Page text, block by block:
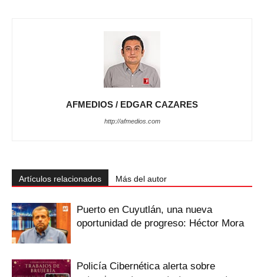
AFMEDIOS / EDGAR CAZARES
http://afmedios.com
Artículos relacionados Más del autor
Puerto en Cuyutlán, una nueva
oportunidad de progreso: Héctor Mora
Policía Cibernética alerta sobre